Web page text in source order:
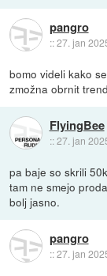
pangro
::27. jan
bomo videli kako
zmožna obrnit
FlyingBee
::27. jan
pa baje so skrili
tam ne smejo
bolj jasno.
pangro
::27. jan